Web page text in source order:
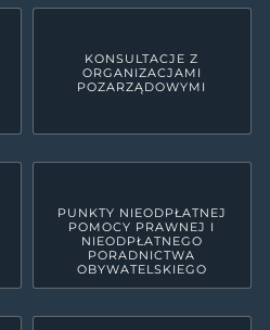
KONSULTACJE Z
ORGANIZACJAMI
POZARZĄDOWYMI
PUNKTY NIEODPŁATNEJ
POMOCY PRAWNEJ I
NIEODPŁATNEGO
PORADNICTWA
OBYWATELSKIEGO